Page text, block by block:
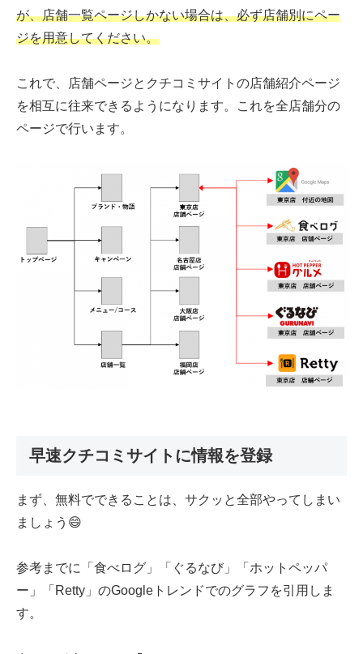
が、店舗一覧ページしかない場合は、必ず店舗別にペー
ジを用意してください。
これで、店舗ページとクチコミサイトの店舗紹介ページ
を相互に往来できるようになります。これを全店舗分の
ページで行います。
早速クチコミサイトに情報を登録
まず、無料でできることは、サクッと全部やってしまい
ましょう😄
参考までに「食べログ」「ぐるなび」「ホットペッパ
ー」「Retty」のGoogleトレンドでのグラフを引用しま
す。